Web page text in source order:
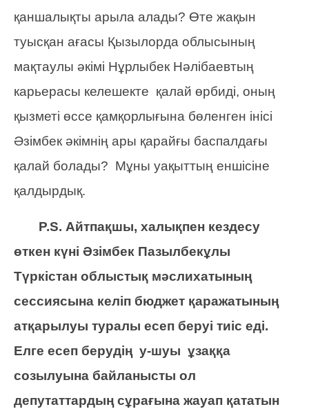
қаншалықты арыла алады? Өте жақын
туысқан ағасы Қызылорда облысының
мақтаулы әкімі Нұрлыбек Нәлібаевтың
карьерасы келешекте қалай өрбиді, оның
қызметі өссе қамқорлығына бөленген інісі
Әзімбек әкімнің ары қарайғы баспалдағы
қалай болады? Мұны уақыттың еншісіне
қалдырдық.
P.S. Айтпақшы, халықпен кездесу
өткен күні Әзімбек Пазылбекұлы
Түркістан облыстық мәслихатының
сессиясына келіп бюджет қаражатының
атқарылуы туралы есеп беруі тиіс еді.
Елге есеп берудің у-шуы ұзаққа
созылуына байланысты ол
депутаттардың сұрағына жауап қататын